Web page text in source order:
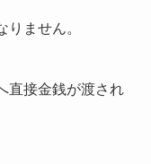
ません。
直接金銭が渡され